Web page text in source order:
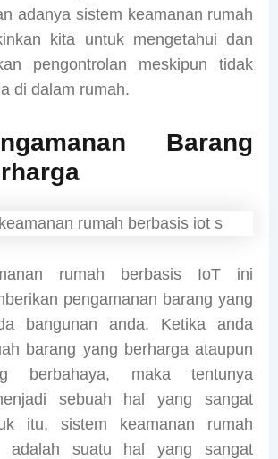
adanya sistem keamanan rumah
kita untuk mengetahui dan
pengontrolan meskipun tidak
di dalam rumah.
Barang
rumah berbasis IoT ini
pengamanan barang yang
bangunan anda. Ketika anda
barang yang berharga ataupun
berbahaya, maka tentunya
sebuah hal yang sangat
itu, sistem keamanan rumah
adalah suatu hal yang sangat